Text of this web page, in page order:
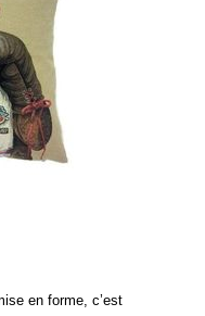
en forme, c’est